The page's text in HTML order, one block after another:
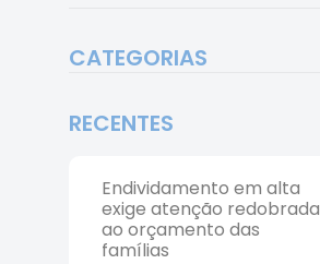
CATEGORIAS
RECENTES
Endividamento em alta
exige atenção redobrada
ao orçamento das
famílias